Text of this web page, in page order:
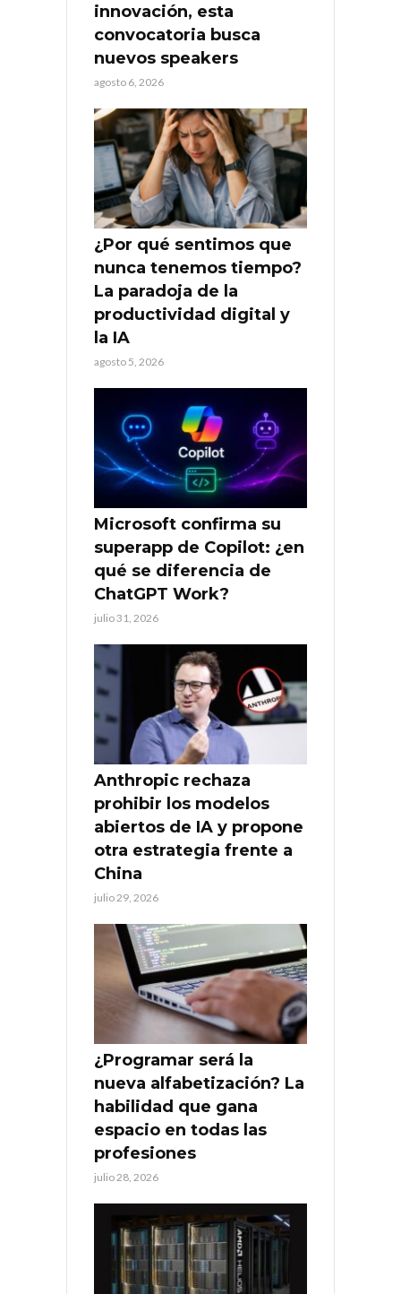
innovación, esta
convocatoria busca
nuevos speakers
agosto 6, 2026
¿Por qué sentimos que
nunca tenemos tiempo?
La paradoja de la
productividad digital y
la IA
agosto 5, 2026
Microsoft confirma su
superapp de Copilot: ¿en
qué se diferencia de
ChatGPT Work?
julio 31, 2026
Anthropic rechaza
prohibir los modelos
abiertos de IA y propone
otra estrategia frente a
China
julio 29, 2026
¿Programar será la
nueva alfabetización? La
habilidad que gana
espacio en todas las
profesiones
julio 28, 2026